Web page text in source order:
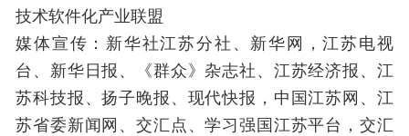
技术软件化产业联盟
媒体宣传：新华社江苏分社、新华网，江苏电视
台、新华日报、《群众》杂志社、江苏经济报、江
苏科技报、扬子晚报、现代快报，中国江苏网、江
苏省委新闻网、交汇点、学习强国江苏平台，交汇